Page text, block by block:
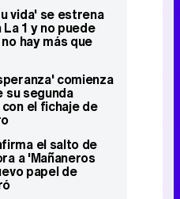
vida' se estrena
1 y no puede
hay más que
comienza
su segunda
el fichaje de
el salto de
a 'Mañaneros
papel de